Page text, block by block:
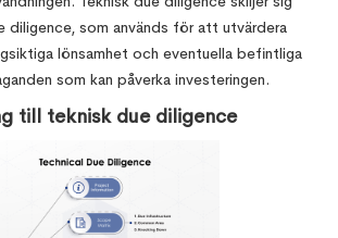
diligence, som används för att utvärdera
lönsamhet och eventuella befintliga
som kan påverka investeringen.
till teknisk due diligence